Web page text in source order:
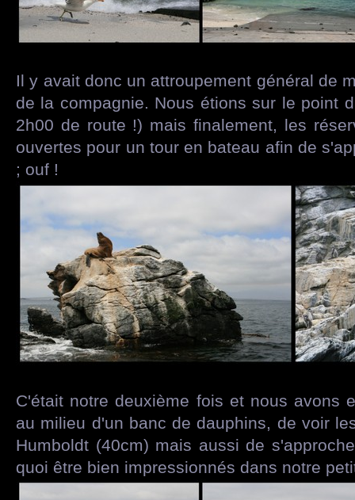
Il y avait donc un attroupement général de
de la compagnie. Nous étions sur le point
2h00 de route !) mais finalement, les
ouvertes pour un tour en bateau afin de
; ouf !
C'était notre deuxième fois et nous avons
au milieu d'un banc de dauphins, de voir
Humboldt (40cm) mais aussi de
quoi être bien impressionnés dans notre